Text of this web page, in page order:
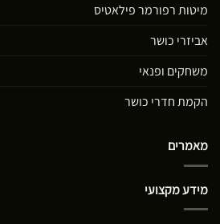
מיטות רפורמר פילאטיס
אביזרי כושר
משחקים ופנאי
הקמת חדרי כושר
מאמרים
מידע מקצועי